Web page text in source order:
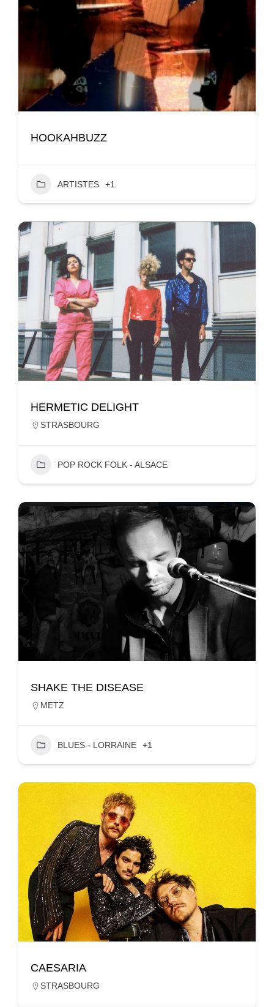
HOOKAHBUZZ
ARTISTES +1
HERMETIC DELIGHT
STRASBOURG
POP ROCK FOLK - ALSACE
SHAKE THE DISEASE
METZ
BLUES - LORRAINE +1
CAESARIA
STRASBOURG